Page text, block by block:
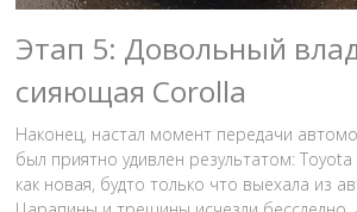
Этап 5: Довольный
сияющая Corolla
Наконец, настал момент передачи
был приятно удивлен результатом:
как новая, будто только что выехала из